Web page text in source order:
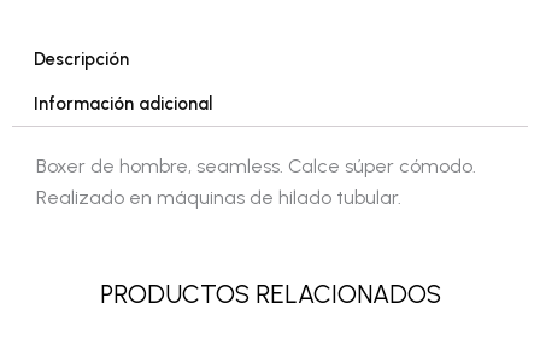
Descripción
Información adicional
Boxer de hombre, seamless. Calce súper cómodo.
Realizado en máquinas de hilado tubular.
PRODUCTOS RELACIONADOS